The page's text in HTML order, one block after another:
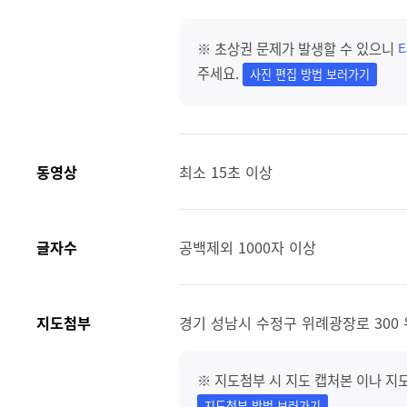
※ 초상권 문제가 발생할 수 있으니
주세요.
사진 편집 방법 보러가기
동영상 최소 15초 이상
글자수 공백제외 1000자 이상
지도첨부 경기 성남시 수정구 위례광장로 300
※ 지도첨부 시 지도 캡처본 이나 지